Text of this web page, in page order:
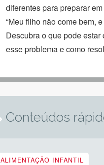
diferentes para preparar
“Meu filho não come bem,
Descubra o que pode estar
esse problema e como
Conteúdos
ALIMENTAÇÃO INFANTIL